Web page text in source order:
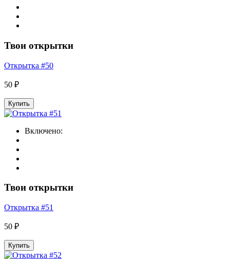
Твои открытки
Открытка #50
50 ₽
Купить
Включено:
Твои открытки
Открытка #51
50 ₽
Купить